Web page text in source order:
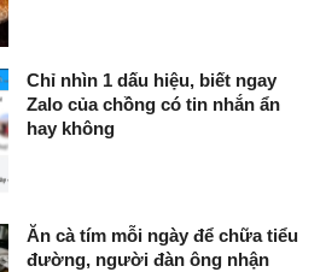
Chỉ nhìn 1 dấu hiệu, biết ngay
Zalo của chồng có tin nhắn ẩn
hay không
Ăn cà tím mỗi ngày để chữa tiểu
đường, người đàn ông nhận